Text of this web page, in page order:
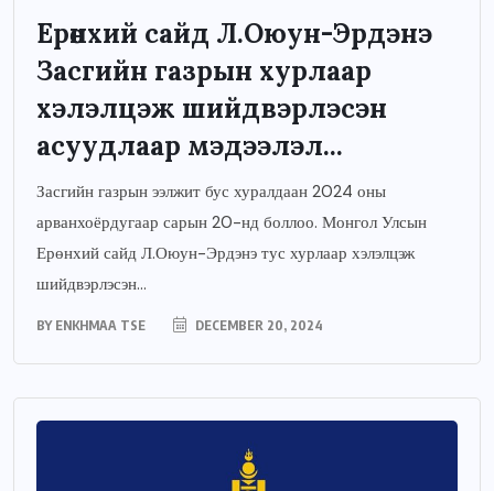
Ерөнхий сайд Л.Оюун-Эрдэнэ
Засгийн газрын хурлаар
хэлэлцэж шийдвэрлэсэн
асуудлаар мэдээлэл...
Засгийн газрын ээлжит бус хуралдаан 2024 оны
арванхоёрдугаар сарын 20-нд боллоо. Монгол Улсын
Ерөнхий сайд Л.Оюун-Эрдэнэ тус хурлаар хэлэлцэж
шийдвэрлэсэн...
BY ENKHMAA TSE DECEMBER 20, 2024